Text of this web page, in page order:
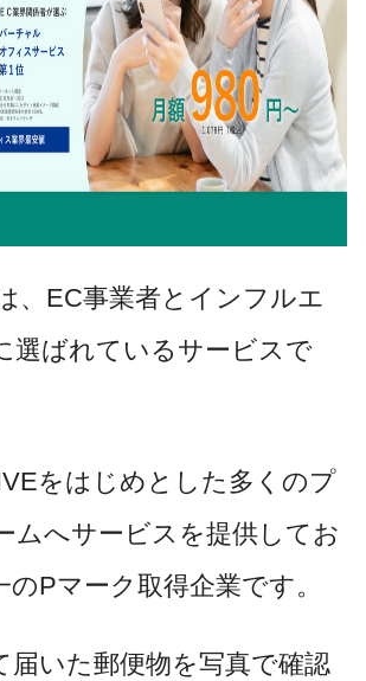
、EC事業者とインフルエ
選ばれているサービスで
をはじめとした多くのプ
ムへサービスを提供してお
のPマーク取得企業です。
届いた郵便物を写真で確認